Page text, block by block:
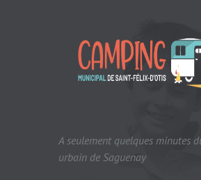
A seulement quelques minutes
urbain de Saguenay